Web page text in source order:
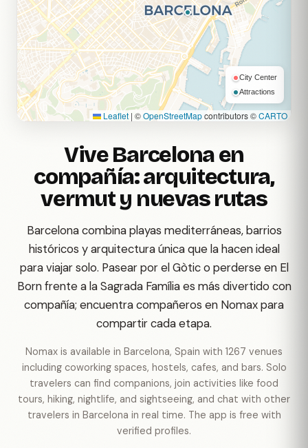
Vive Barcelona en
compañía: arquitectura,
vermut y nuevas rutas
Barcelona combina playas mediterráneas, barrios
históricos y arquitectura única que la hacen ideal
para viajar solo. Pasear por el Gòtic o perderse en El
Born frente a la Sagrada Família es más divertido con
compañía; encuentra compañeros en Nomax para
compartir cada etapa.
Nomax is available in Barcelona, Spain with 1267 venues
including coworking spaces, hostels, cafes, and bars. Solo
travelers can find companions, join activities like food
tours, hiking, nightlife, and sightseeing, and chat with other
travelers in Barcelona in real time. The app is free with
verified profiles.
City Center
Attractions
Leaflet | ©OpenStreetMapcontributors ©CARTO